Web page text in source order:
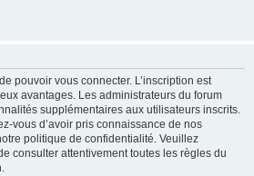
pouvoir vous connecter. L’inscription est
avantages. Les administrateurs du forum
supplémentaires aux utilisateurs inscrits.
vous d’avoir pris connaissance de nos
politique de confidentialité. Veuillez
consulter attentivement toutes les règles du